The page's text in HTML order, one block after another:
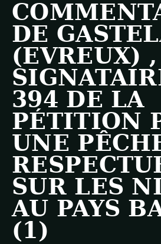
DE
(EVREUX) ,
394 DE LA
PÉTITION
UNE
SUR LES
AU PAYS
(1)